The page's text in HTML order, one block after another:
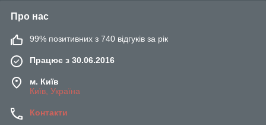
Про нас
99% позитивних з 740 відгуків за рік
Працює з 30.06.2016
м. Київ
Київ, Україна
Контакти